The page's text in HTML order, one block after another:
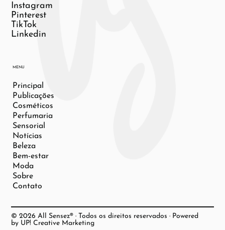
Instagram
Pinterest
TikTok
Linkedin
MENU
Principal
Publicações
Cosméticos
Perfumaria
Sensorial
Notícias
Beleza
Bem-estar
Moda
Sobre
Contato
© 2026 All Sensez® · Todos os direitos reservados · Powered
by UP! Creative Marketing